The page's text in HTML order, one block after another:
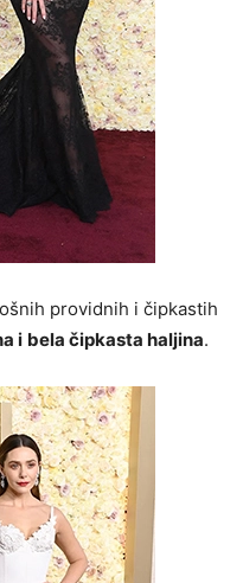
providnih i čipkastih
i bela čipkasta haljina.